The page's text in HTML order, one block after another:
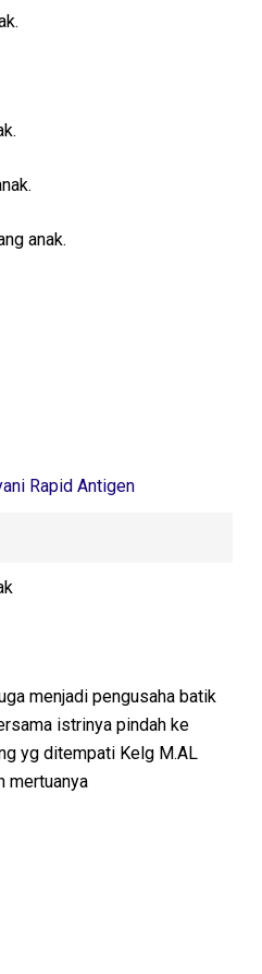
anak.
Rapid Antigen
menjadi pengusaha batik
istrinya pindah ke
yg ditempati Kelg M.AL
mertuanya